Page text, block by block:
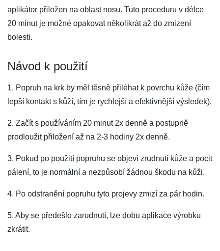
aplikátor přiložen na oblast nosu. Tuto proceduru v délce
20 minut je možné opakovat několikrát až do zmizení
bolesti.
Návod k použití
1. Popruh na krk by měl těsně přiléhat k povrchu kůže (čím
lepší kontakt s kůží, tím je rychlejší a efektivnější výsledek).
2. Začít s používáním 20 minut 2x denně a postupně
prodloužit přiložení až na 2-3 hodiny 2x denně.
3. Pokud po použití popruhu se objeví zrudnutí kůže a pocit
pálení, to je normální a nezpůsobí žádnou škodu na kůži.
4. Po odstranění popruhu tyto projevy zmizí za pár hodin.
5. Aby se předešlo zarudnutí, lze dobu aplikace výrobku
zkrátit.